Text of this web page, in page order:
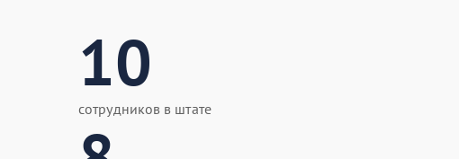
10
сотрудников в штате